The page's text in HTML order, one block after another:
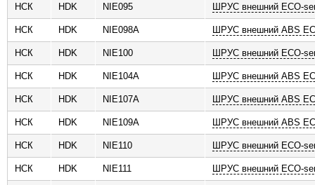
НСК HDK NIE095 ШРУС внешний ECO-
НСК HDK NIE098A ШРУС внешний ABS
НСК HDK NIE100 ШРУС внешний ECO-
НСК HDK NIE104A ШРУС внешний ABS
НСК HDK NIE107A ШРУС внешний ABS
НСК HDK NIE109A ШРУС внешний ABS
НСК HDK NIE110 ШРУС внешний ECO-
НСК HDK NIE111 ШРУС внешний ECO-